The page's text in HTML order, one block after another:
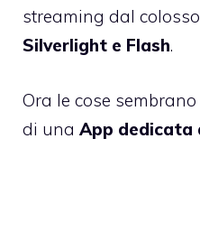
streaming dal
Silverlight e Flash.
Ora le cose
di una App dedicata